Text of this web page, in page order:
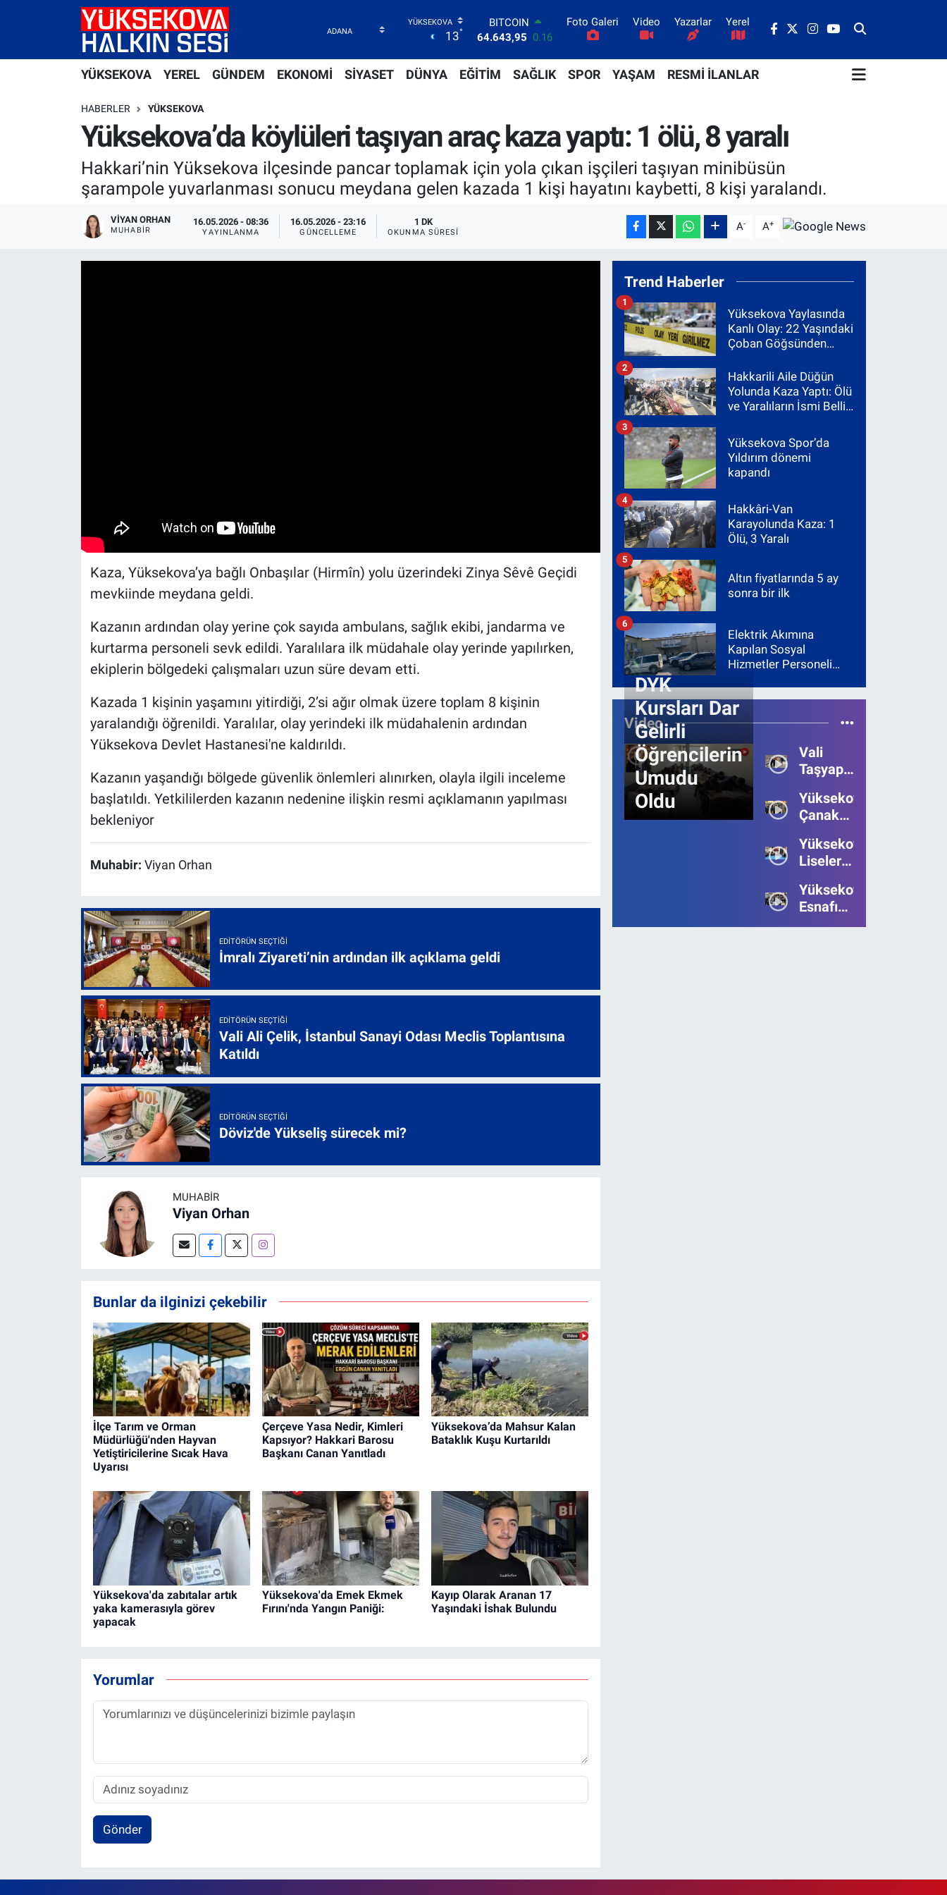
13°
DOLAR
47,6704
0
EURO
55,0406 -0.08
6500.87 0.12
BİST100
13.799
70
Foto Galeri Video Yazarlar Yerel
YÜKSEKOVA YEREL GÜNDEM EKONOMİ SİYASET DÜNYA EĞİTİM SAĞLIK SPOR YAŞAM RESMİ İLANLAR
HABERLER YÜKSEKOVA
Yüksekova’da köylüleri taşıyan araç kaza yaptı: 1 ölü, 8 yaralı
Hakkari’nin Yüksekova ilçesinde pancar toplamak için yola çıkan işçileri taşıyan minibüsün
şarampole yuvarlanması sonucu meydana gelen kazada 1 kişi hayatını kaybetti, 8 kişi yaralandı.
VIYAN ORHAN
MUHABIR
16.05.2026 - 08:36
YAYINLANMA
16.05.2026 - 23:16
GÜNCELLEME
1 DK
OKUNMA SÜRESI A- A+
Kaza, Yüksekova’ya bağlı Onbaşılar (Hirmîn) yolu üzerindeki Zinya Sêvê Geçidi
mevkiinde meydana geldi.
Kazanın ardından olay yerine çok sayıda ambulans, sağlık ekibi, jandarma ve
kurtarma personeli sevk edildi. Yaralılara ilk müdahale olay yerinde yapılırken,
ekiplerin bölgedeki çalışmaları uzun süre devam etti.
Kazada 1 kişinin yaşamını yitirdiği, 2’si ağır olmak üzere toplam 8 kişinin
yaralandığı öğrenildi. Yaralılar, olay yerindeki ilk müdahalenin ardından
Yüksekova Devlet Hastanesi'ne kaldırıldı.
Kazanın yaşandığı bölgede güvenlik önlemleri alınırken, olayla ilgili inceleme
başlatıldı. Yetkililerden kazanın nedenine ilişkin resmi açıklamanın yapılması
bekleniyor
Muhabir: Viyan Orhan
EDITÖRÜN SEÇTIĞI
İmralı Ziyareti’nin ardından ilk açıklama geldi
EDITÖRÜN SEÇTIĞI
Vali Ali Çelik, İstanbul Sanayi Odası Meclis Toplantısına
Katıldı
EDITÖRÜN SEÇTIĞI
Döviz'de Yükseliş sürecek mi?
MUHABIR
Viyan Orhan
Bunlar da ilginizi çekebilir
İlçe Tarım ve Orman
Müdürlüğü'nden Hayvan
Yetiştiricilerine Sıcak Hava
Uyarısı
Çerçeve Yasa Nedir, Kimleri
Kapsıyor? Hakkari Barosu
Başkanı Canan Yanıtladı
Yüksekova’da Mahsur Kalan
Bataklık Kuşu Kurtarıldı
Yüksekova'da zabıtalar artık
yaka kamerasıyla görev
yapacak
Yüksekova'da Emek Ekmek
Fırını'nda Yangın Paniği:
Kayıp Olarak Aranan 17
Yaşındaki İshak Bulundu
Yorumlar
Gönder
Trend Haberler
Yüksekova Yaylasında
Kanlı Olay: 22 Yaşındaki
Çoban Göğsünden
1
Hakkarili Aile Düğün
Yolunda Kaza Yaptı: Ölü
ve Yaralıların İsmi Belli
2
Yüksekova Spor’da
Yıldırım dönemi
kapandı
3
Hakkâri-Van
Karayolunda Kaza: 1
Ölü, 3 Yaralı
4
Altın fiyatlarında 5 ay
sonra bir ilk
5
Elektrik Akımına
Kapılan Sosyal
Hizmetler Personeli
6
Video
DYK
Kursları Dar
Gelirli
Öğrencilerin
Umudu
Oldu
Vali
Taşyapan,
Bölgesinde
İncelemelerde
Bulundu
Yüksekova’da
Çanakkale
111.Yılı
Kutlandı
Yüksekova’da
Liseler
Bilgi
Yarışmasının
Birincisi
Yüksekova
Esnafı
Bayrama
Yüksekova Nöbetçi Eczaneler
Yüksekova Trafik Yoğunluk Haritası
Süper Lig Puan Durumu ve Fikstür
Tüm Manşetler
Son Dakika Haberleri